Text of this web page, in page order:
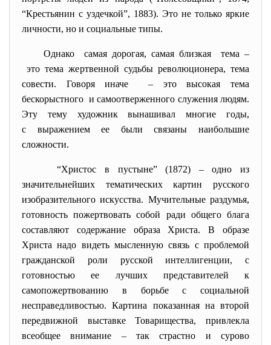
“Крестьянин с уздечкой”, 1883). Это не только яркие
личности, но и социальные типы.
Однако самая дорогая, самая близкая тема –
это тема жертвенной судьбы революционера, тема
совести. Говоря иначе – это высокая тема
бескорыстного и самоотверженного служения людям.
Эту тему художник вынашивал многие годы,
с выражением ее были связаны наибольшие
сложности.
“Христос в пустыне” (1872) – одно из
значительнейших тематических картин русского
изобразительного искусства. Мучительные раздумья,
готовность пожертвовать собой ради общего блага
составляют содержание образа Христа. В образе
Христа надо видеть мысленную связь с проблемой
гражданской роли русской интеллигенции, с
готовностью ее лучших представителей к
самопожертвованию в борьбе с социальной
несправедливостью. Картина показанная на второй
передвижной выставке Товарищества, привлекла
всеобщее внимание – так страстно и сурово